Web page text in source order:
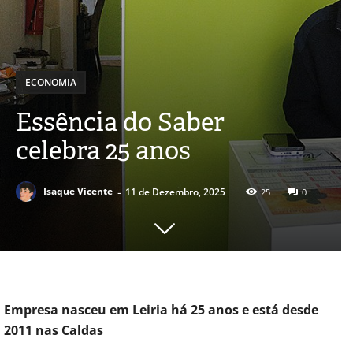
ECONOMIA
Essência do Saber
celebra 25 anos
Isaque Vicente - 11 de Dezembro, 2025 25 0
Empresa nasceu em Leiria há 25 anos e está desde
2011 nas Caldas